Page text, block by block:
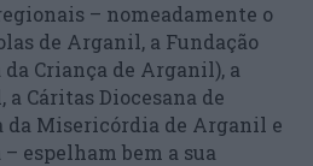
– nomeadamente o
de Arganil, a Fundação
da Criança de Arganil), a
a Cáritas Diocesana de
da Misericórdia de Arganil e
espelham bem a sua